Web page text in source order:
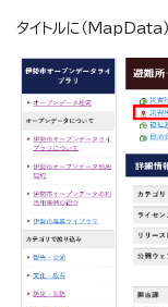
タイトルに（MapData